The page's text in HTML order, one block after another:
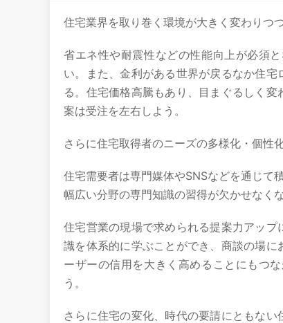
住宅業界を取り巻く環境が大きく変わりつ
省エネ性や耐震性などの性能向上が必須
い。また、金利がある世界が戻るなか住
る。住宅価格高騰もあり、目まぐるしく
案は受注を左右しよう。
さらに住宅取得者のニーズの多様化・個性
住宅需要者は専門媒体やSNSなどを通じて
幅広い分野の専門知識の習得が欠かせなく
住宅営業の現場で求められる提案力アッ
識を体系的に学ぶことができ、商談の場
ーザーの信用を大きく高めることにもつ
う。
さらに住宅の変化、時代の要請にともな